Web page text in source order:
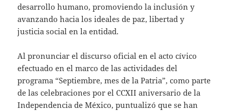
desarrollo humano, promoviendo la inclusión y
avanzando hacia los ideales de paz, libertad y
justicia social en la entidad.
Al pronunciar el discurso oficial en el acto cívico
efectuado en el marco de las actividades del
programa “Septiembre, mes de la Patria”, como parte
de las celebraciones por el CCXII aniversario de la
Independencia de México, puntualizó que se han